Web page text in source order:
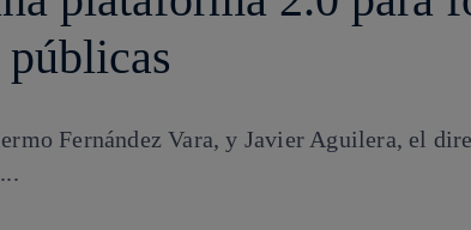
Fernández Vara, y Javier Aguilera, el